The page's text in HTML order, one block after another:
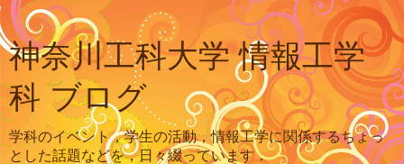
神奈川工科大学 情報工学
科 ブログ
学科のイベント，学生の活動，情報工学に関係するちょっ
とした話題などを，日々綴っています．